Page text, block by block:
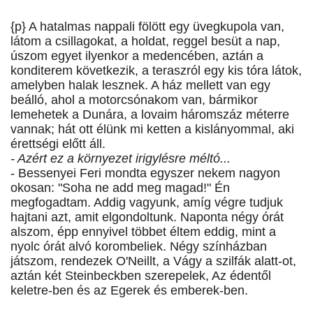
{p} A hatalmas nappali fölött egy üvegkupola van,
látom a csillagokat, a holdat, reggel besüt a nap,
úszom egyet ilyenkor a medencében, aztán a
konditerem következik, a teraszról egy kis tóra látok,
amelyben halak lesznek. A ház mellett van egy
beálló, ahol a motorcsónakom van, bármikor
lemehetek a Dunára, a lovaim háromszáz méterre
vannak; hát ott élünk mi ketten a kislányommal, aki
érettségi előtt áll.
- Azért ez a környezet irigylésre méltó...
- Bessenyei Feri mondta egyszer nekem nagyon
okosan: "Soha ne add meg magad!" Én
megfogadtam. Addig vagyunk, amíg végre tudjuk
hajtani azt, amit elgondoltunk. Naponta négy órát
alszom, épp ennyivel többet éltem eddig, mint a
nyolc órát alvó korombeliek. Négy színházban
játszom, rendezek O'Neillt, a Vágy a szilfák alatt-ot,
aztán két Steinbeckben szerepelek, Az édentől
keletre-ben és az Egerek és emberek-ben.